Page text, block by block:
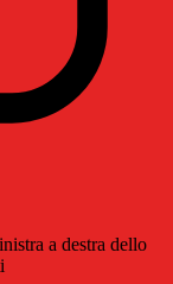
a destra dello